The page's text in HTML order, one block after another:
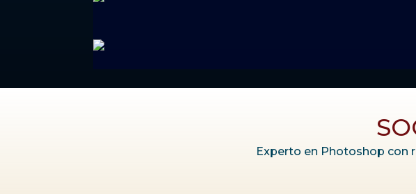
Experto en Photoshop con